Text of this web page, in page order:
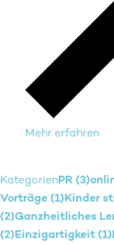
Mehr erfahren
KategorienPR (3)
Vorträge (1)Kinder
(2)Ganzheitliches
(2)Einzigartigkeit (1)